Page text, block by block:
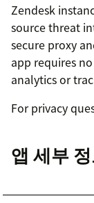
Zendesk
source threat
secure proxy
app requires
analytics or
For privacy
앱 세부